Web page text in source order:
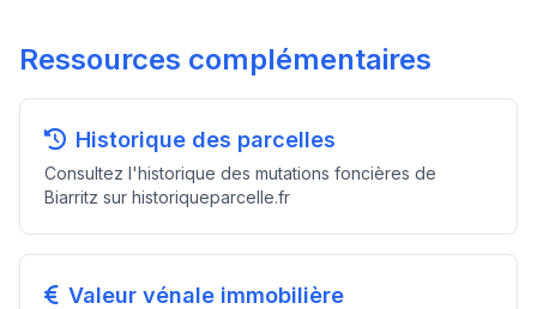
Ressources complémentaires
Historique des parcelles
Consultez l'historique des mutations foncières de
Biarritz sur historiqueparcelle.fr
Valeur vénale immobilière